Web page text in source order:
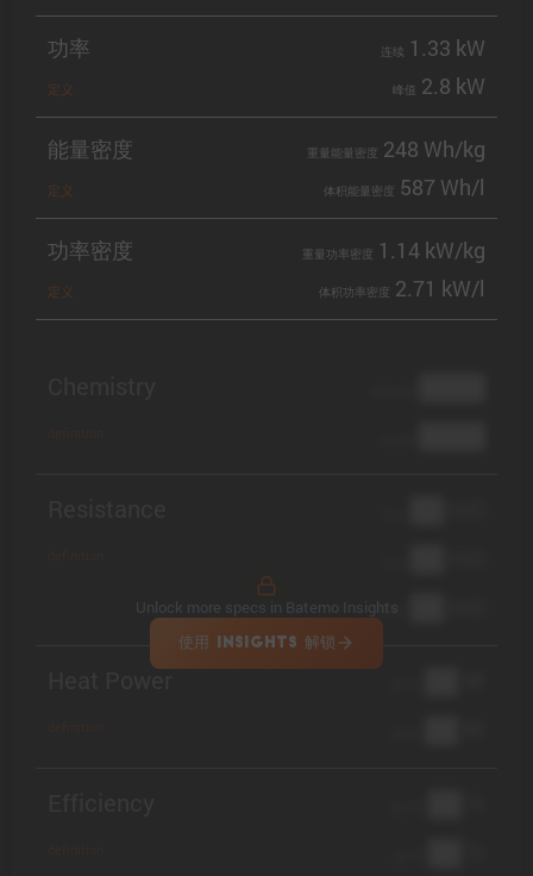
功率
定义
连续 1.33 kW
峰值 2.8 kW
能量密度
定义
重量能量密度 248 Wh/kg
体积能量密度 587 Wh/l
功率密度
定义
重量功率密度 1.14 kW/kg
体积功率密度 2.71 kW/l
DCIR
Heat Power
Unlock more specs in Batemo Insights
使用 INSIGHTS 解锁